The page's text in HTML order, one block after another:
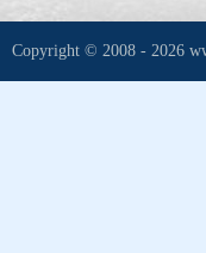
Copyright © 2008 - 2026